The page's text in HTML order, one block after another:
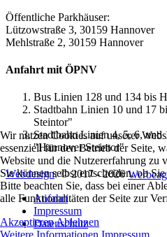
Öffentliche Parkhäuser:
Lützowstraße 3, 30159 Hannover
Mehlstraße 2, 30159 Hannover
Anfahrt mit ÖPNV
Bus Linien 128 und 134 bis
Stadtbahn Linien 10 und 17
Steintor"
Stadtbahn Linien 4, 5, 6, und
"Hannover Steintor"
Webdesign: © 2017 - 2026
Anfahrt
Impressum
Datenschutz
Wir nutzen Cookies auf unserer
essenziell für den Betrieb der Seite,
Website und die Nutzererfahrung zu
Sie können selbst entscheiden, ob
Bitte beachten Sie, dass bei einer
alle Funktionalitäten der Seite zur
AkzeptierenAblehnen
Weitere Informationen Impressum